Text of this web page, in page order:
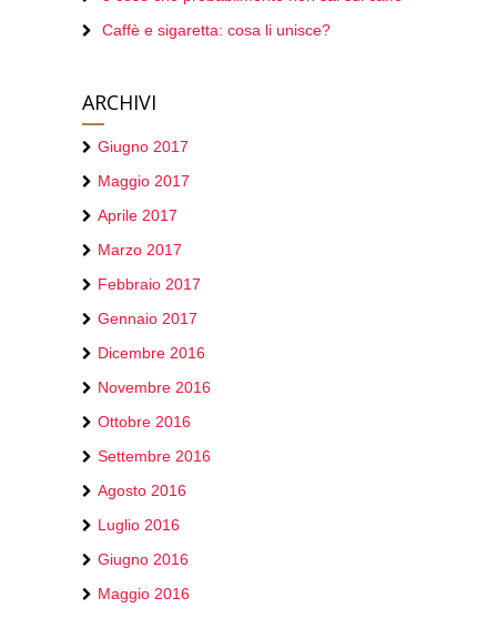
Caffè e sigaretta: cosa li unisce?
ARCHIVI
Giugno 2017
Maggio 2017
Aprile 2017
Marzo 2017
Febbraio 2017
Gennaio 2017
Dicembre 2016
Novembre 2016
Ottobre 2016
Settembre 2016
Agosto 2016
Luglio 2016
Giugno 2016
Maggio 2016